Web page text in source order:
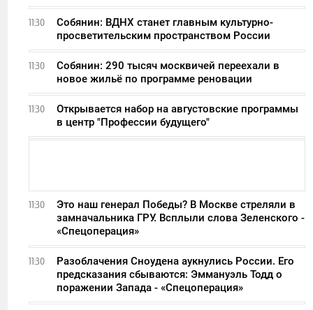
11:30
Собянин: ВДНХ станет главным культурно-
просветительским пространством России
11:30
Собянин: 290 тысяч москвичей переехали в
новое жильё по программе реновации
11:30
Открывается набор на августовские программы
в центр "Профессии будущего"
11:30
Это наш генерал Победы? В Москве стреляли в
замначальника ГРУ. Всплыли слова Зеленского -
«Спецоперация»
11:30
Разоблачения Сноудена аукнулись России. Его
предсказания сбываются: Эммануэль Тодд о
поражении Запада - «Спецоперация»